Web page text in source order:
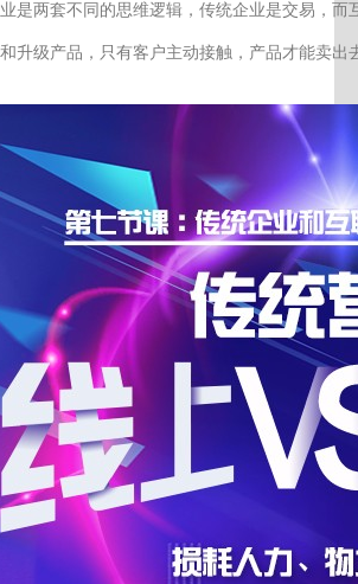
是两套不同的思维逻辑，传统企业是交易，而
升级产品，只有客户主动接触，产品才能卖